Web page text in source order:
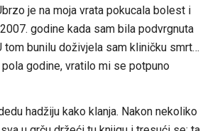
je na moja vrata pokucala bolest i
godine kada sam bila podvrgnuta
bunilu doživjela sam kliničku smrt…
godine, vratilo mi se potpuno
hadžiju kako klanja. Nakon nekoliko